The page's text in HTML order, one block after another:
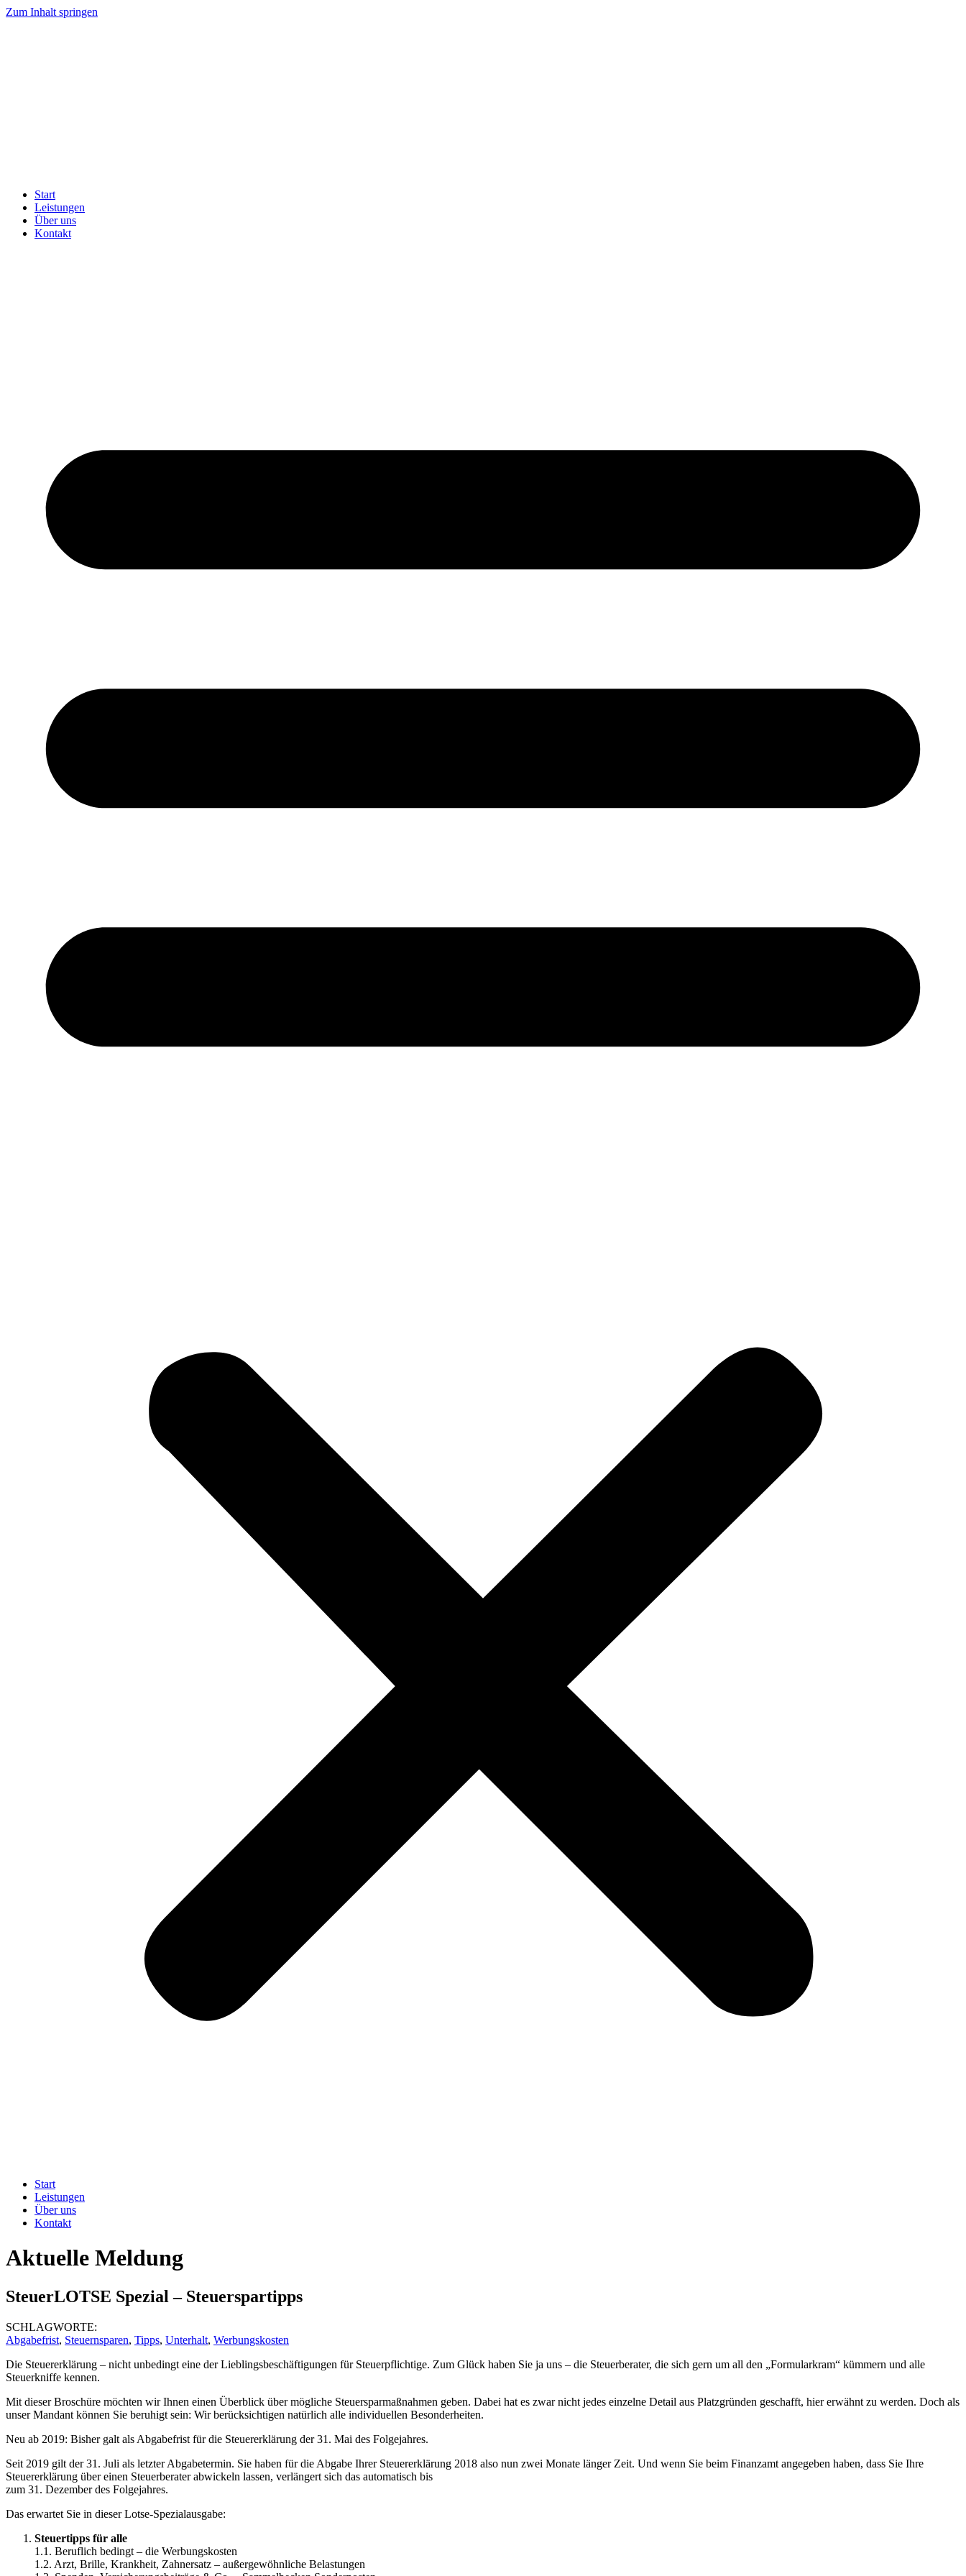
Zum Inhalt springen
Start
Leistungen
Über uns
Kontakt
Start
Leistungen
Über uns
Kontakt
Aktuelle Meldung
SteuerLOTSE Spezial – Steuerspartipps
SCHLAGWORTE:
Abgabefrist, Steuernsparen, Tipps, Unterhalt, Werbungskosten
Die Steuererklärung – nicht unbedingt eine der Lieblingsbeschäftigungen für Steuerpflichtige. Zum Glück haben Sie ja uns – die Steuerberater, die sich gern um all den „Formularkram“ kümmern und alle
Steuerkniffe kennen.
Mit dieser Broschüre möchten wir Ihnen einen Überblick über mögliche Steuersparmaßnahmen geben. Dabei hat es zwar nicht jedes einzelne Detail aus Platzgründen geschafft, hier erwähnt zu werden. Doch als
unser Mandant können Sie beruhigt sein: Wir berücksichtigen natürlich alle individuellen Besonderheiten.
Neu ab 2019: Bisher galt als Abgabefrist für die Steuererklärung der 31. Mai des Folgejahres.
Seit 2019 gilt der 31. Juli als letzter Abgabetermin. Sie haben für die Abgabe Ihrer Steuererklärung 2018 also nun zwei Monate länger Zeit. Und wenn Sie beim Finanzamt angegeben haben, dass Sie Ihre
Steuererklärung über einen Steuerberater abwickeln lassen, verlängert sich das automatisch bis
zum 31. Dezember des Folgejahres.
Das erwartet Sie in dieser Lotse-Spezialausgabe:
Steuertipps für alle
1.1. Beruflich bedingt – die Werbungskosten
1.2. Arzt, Brille, Krankheit, Zahnersatz – außergewöhnliche Belastungen